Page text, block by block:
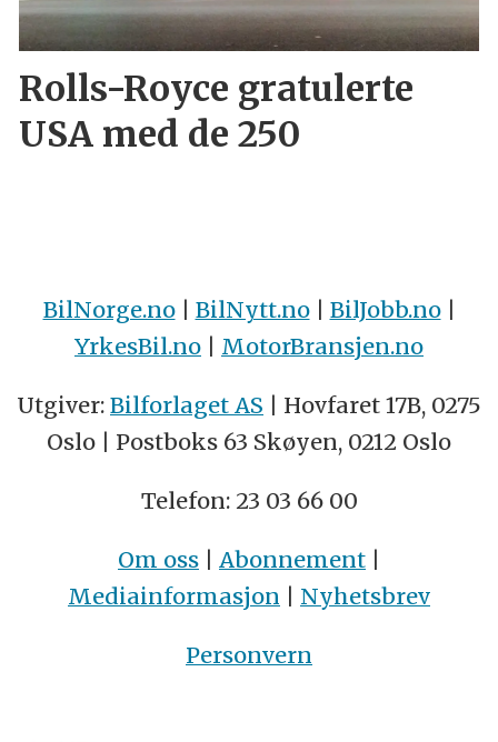
Rolls-Royce gratulerte
USA med de 250
BilNorge.no| BilNytt.no| BilJobb.no|
YrkesBil.no
MotorBransjen.no
Utgiver: Bilforlaget AS | Hovfaret 17B, 0275
Oslo | Postboks 63 Skøyen, 0212 Oslo
Telefon: 23 03 66 00
Om oss | Abonnement |
Mediainformasjon | Nyhetsbrev
Personvern